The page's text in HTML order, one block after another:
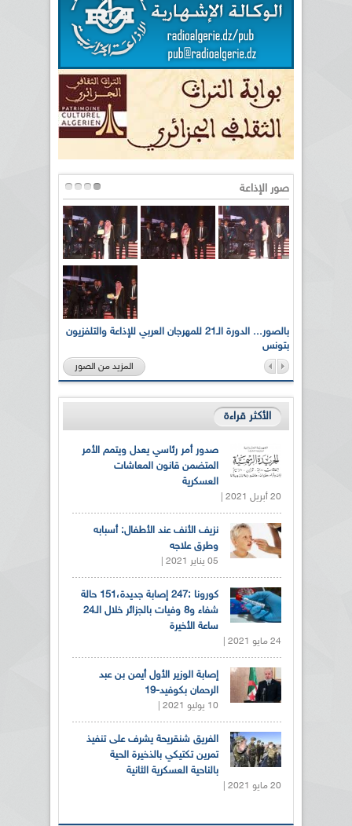
صور الإذاعة
بالصور... الدورة الـ21 للمهرجان العربي للإذاعة والتلفزيون
بتونس
المزيد من الصور
الأكثر قراءة
صدور أمر رئاسي يعدل ويتمم الأمر
المتضمن قانون المعاشات
العسكرية
20 أبريل 2021 |
نزيف الأنف عند الأطفال: أسبابه
وطرق علاجه
05 يناير 2021 |
كورونا :247 إصابة جديدة،151 حالة
شفاء و8 وفيات بالجزائر خلال الـ24
ساعة الأخيرة
24 مايو 2021 |
إصابة الوزير الأول أيمن بن عبد
الرحمان بكوفيد-19
10 يوليو 2021 |
الفريق شنقريحة يشرف على تنفيذ
تمرين تكتيكي بالذخيرة الحية
بالناحية العسكرية الثانية
20 مايو 2021 |